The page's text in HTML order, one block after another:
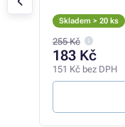
Skladem > 20 ks
255 Kč
183 Kč
151 Kč bez DPH